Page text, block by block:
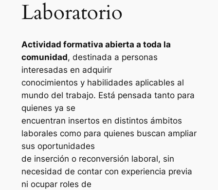
Laboratorio
Actividad formativa abierta a toda la
comunidad, destinada a personas
interesadas en adquirir
conocimientos y habilidades aplicables al
mundo del trabajo. Está pensada tanto para
quienes ya se
encuentran insertos en distintos ámbitos
laborales como para quienes buscan ampliar
sus oportunidades
de inserción o reconversión laboral, sin
necesidad de contar con experiencia previa
ni ocupar roles de